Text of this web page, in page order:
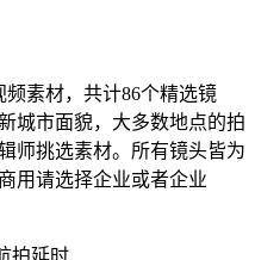
频素材，共计86个精选镜
城市面貌，大多数地点的拍
师挑选素材。所有镜头皆为
用请选择企业或者企业